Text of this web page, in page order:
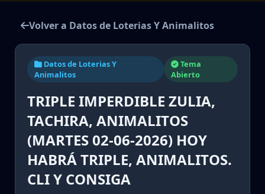
Volver a Datos de Loterias Y Animalitos
Datos de Loterias Y
Animalitos
Tema
Abierto
TRIPLE IMPERDIBLE ZULIA,
TACHIRA, ANIMALITOS
(MARTES 02-06-2026) HOY
HABRÁ TRIPLE, ANIMALITOS.
CLI Y CONSIGA